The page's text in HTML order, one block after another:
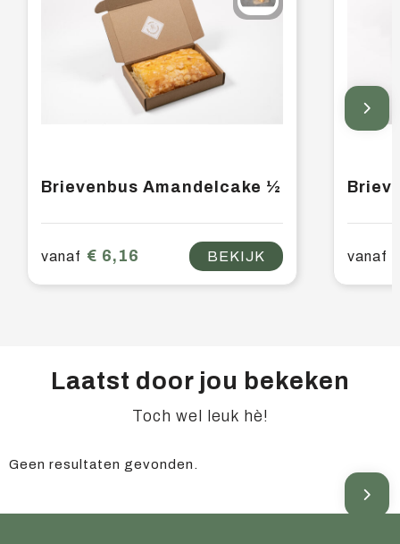
Brievenbus Amandelcake ½
vanaf € 6,16 BEKIJK vanaf
Laatst door jou bekeken
Toch wel leuk hè!
Geen resultaten gevonden.